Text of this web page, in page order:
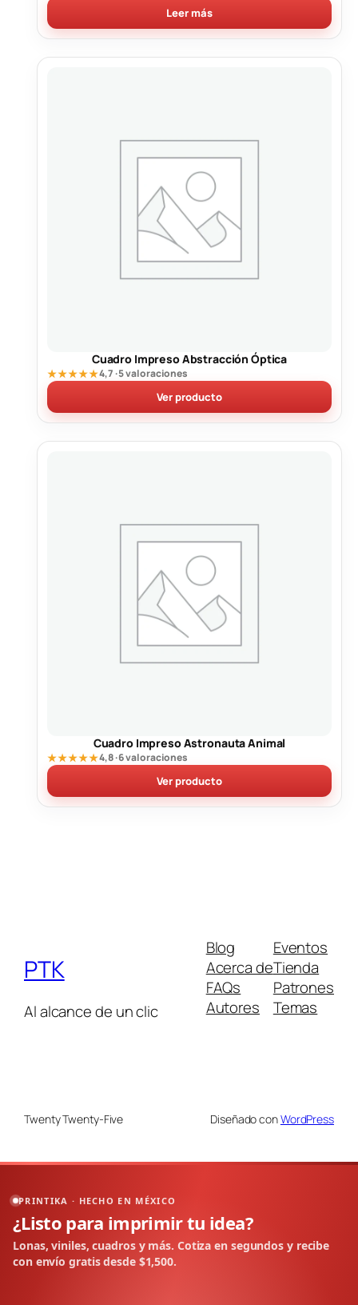
Leer más
Cuadro Impreso Abstracción Óptica
★★★★★4,7 · 5 valoraciones
Ver producto
Cuadro Impreso Astronauta Animal
★★★★★4,8 · 6 valoraciones
Ver producto
PTK
Al alcance de un clic
Blog
Acerca de
FAQs
Autores
Eventos
Tienda
Patrones
Temas
Twenty Twenty-Five Diseñado conWordPress
PRINTIKA · HECHO EN MÉXICO
¿Listo para imprimir tu idea?
Lonas, viniles, cuadros y más. Cotiza en segundos y recibe
con envío gratis desde $1,500.